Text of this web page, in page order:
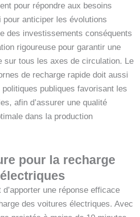
pour répondre aux besoins
anticiper les évolutions
des investissements conséquents
rigoureuse pour garantir une
sur tous les axes de circulation. Le
de recharge rapide doit aussi
publiques favorisant les
afin d’assurer une qualité
dans la production
pour la recharge
d’apporter une réponse efficace
des voitures électriques. Avec